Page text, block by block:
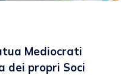
Mediocrati
dei propri Soci